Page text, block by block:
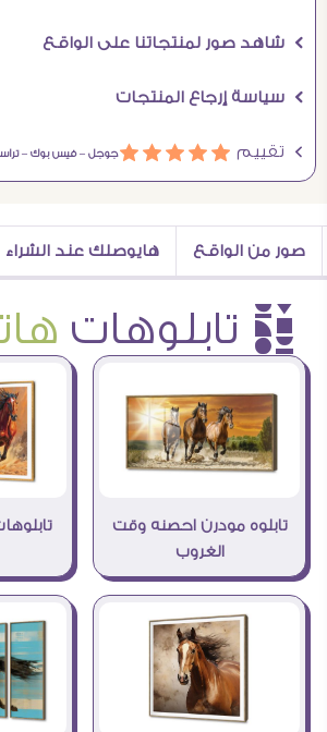
Ö شاهد صور لمنتجاتنا على الواقع
Ö سياسة إرجاع المنتجات
Ö تقييم áááááجوجل –فيس بوك –
صور من الواقع هايوصلك عند الشراء
è تابلوهات
تابلوه مودرن احصنه وقت
الغروب